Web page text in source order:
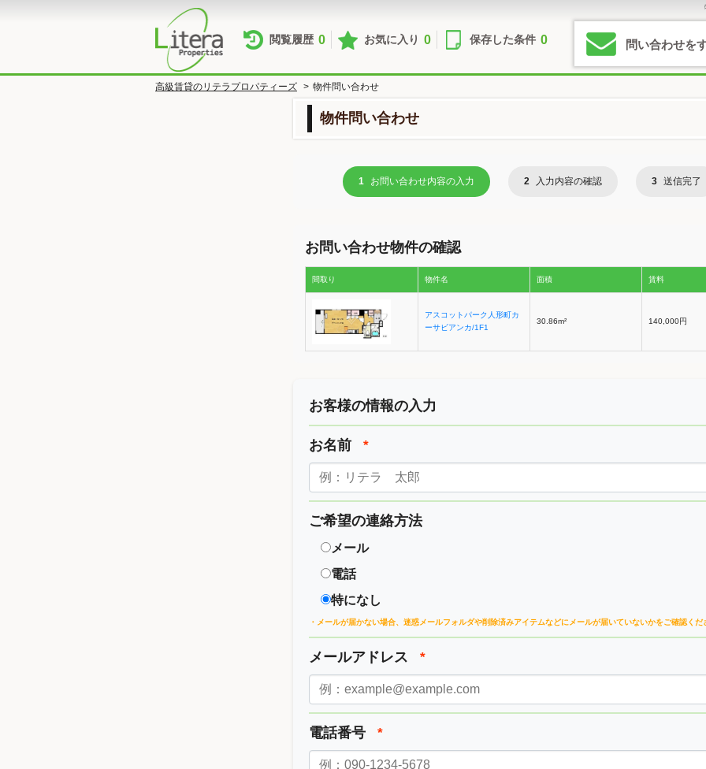
閲覧履歴 0 お気に入り 0 保存した条件 0 問い合わせを
高級賃貸のリテラプロパティーズ > 物件問い合わせ
物件問い合わせ
1 お問い合わせ内容の入力 2 入力内容の確認 3 送信完了
お問い合わせ物件の確認
間取り 物件名 面積 賃料
アスコットパーク人形町カ
ーサビアンカ/1F1
30.86m² 140,000円
お客様の情報の入力
お名前 *
ご希望の連絡方法
メール
電話
特になし
・メールが届かない場合、 迷惑メールフォルダや削除済みアイテムなどに メールが届いていないかをご確認くだ
メールアドレス *
電話番号 *